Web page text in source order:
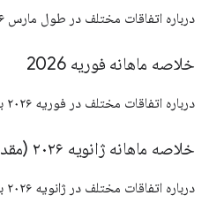
درباره اتفاقات مختلف در طول مارس ۲۰۲۶ با Baseline بخوانید.
خلاصه ماهانه فوریه 2026
درباره اتفاقات مختلف در فوریه ۲۰۲۶ با Baseline بخوانید.
خلاصه ماهانه ژانویه ۲۰۲۶ (مقدمه‌ای)
درباره اتفاقات مختلف در ژانویه ۲۰۲۶ با Baseline بخوانید.